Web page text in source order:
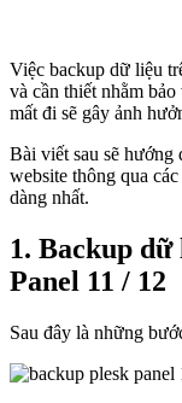
Việc backup dữ liệu
và cần thiết nhằm
mất đi sẽ gây ảnh
Bài viết sau sẽ hướng
website thông qua
dàng nhất.
1. Backup dữ
Panel 11 / 12
Sau đây là những